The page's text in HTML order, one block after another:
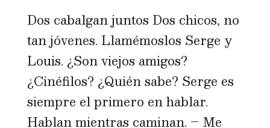
Dos cabalgan juntos Dos chicos, no
tan jóvenes. Llamémoslos Serge y
Louis. ¿Son viejos amigos?
¿Cinéfilos? ¿Quién sabe? Serge es
siempre el primero en hablar.
Hablan mientras caminan. – Me